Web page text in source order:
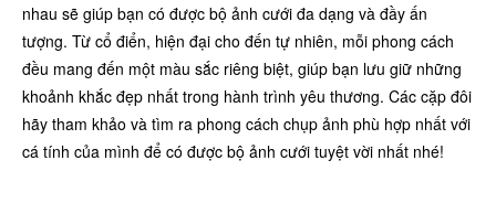
nhau sẽ giúp bạn có được bộ ảnh cưới đa dạng và đầy ấn
tượng. Từ cổ điển, hiện đại cho đến tự nhiên, mỗi phong cách
đều mang đến một màu sắc riêng biệt, giúp bạn lưu giữ những
khoảnh khắc đẹp nhất trong hành trình yêu thương. Các cặp đôi
hãy tham khảo và tìm ra phong cách chụp ảnh phù hợp nhất với
cá tính của mình để có được bộ ảnh cưới tuyệt vời nhất nhé!